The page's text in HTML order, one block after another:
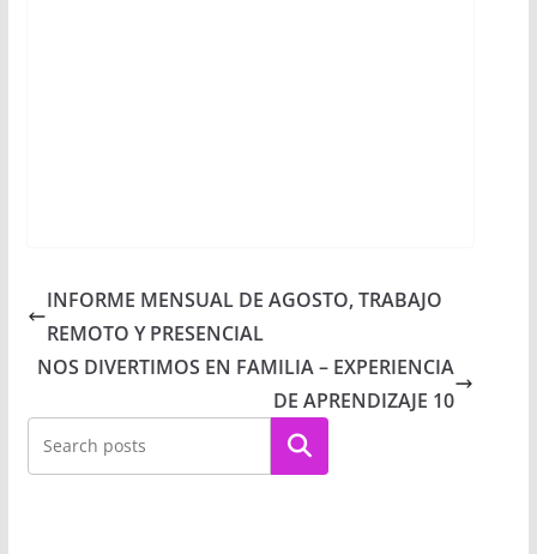
INFORME MENSUAL DE AGOSTO, TRABAJO
REMOTO Y PRESENCIAL
NOS DIVERTIMOS EN FAMILIA – EXPERIENCIA
DE APRENDIZAJE 10
Buscar